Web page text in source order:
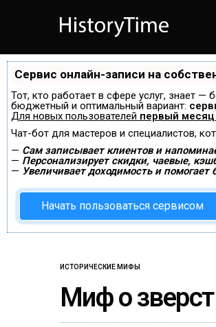
Сервис онлайн-записи на
Тот, кто работает в сфере услуг, знает
бюджетный и оптимальный вариант:
Для новых пользователей первый месяц
Чат-бот для мастеров и специалистов,
— Сам записывает клиентов и
— Персонализирует скидки, чаевые,
— Увеличивает доходимость и помогает
Начать пользоваться сервисом
ИСТОРИЧЕСКИЕ МИФЫ
Миф о